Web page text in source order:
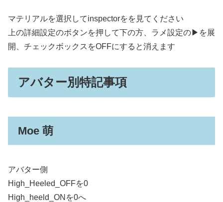
マテリアルを選択してinspectorをを見てください
上の詳細設定のボタンを押して下の方、ラメ設定の▶を展
開、チェックボックスをOFFにすると消えます
アバター別特記事項
Moe 萌
アバター側
High_Heeled_OFFを0
High_heeld_ONを0へ